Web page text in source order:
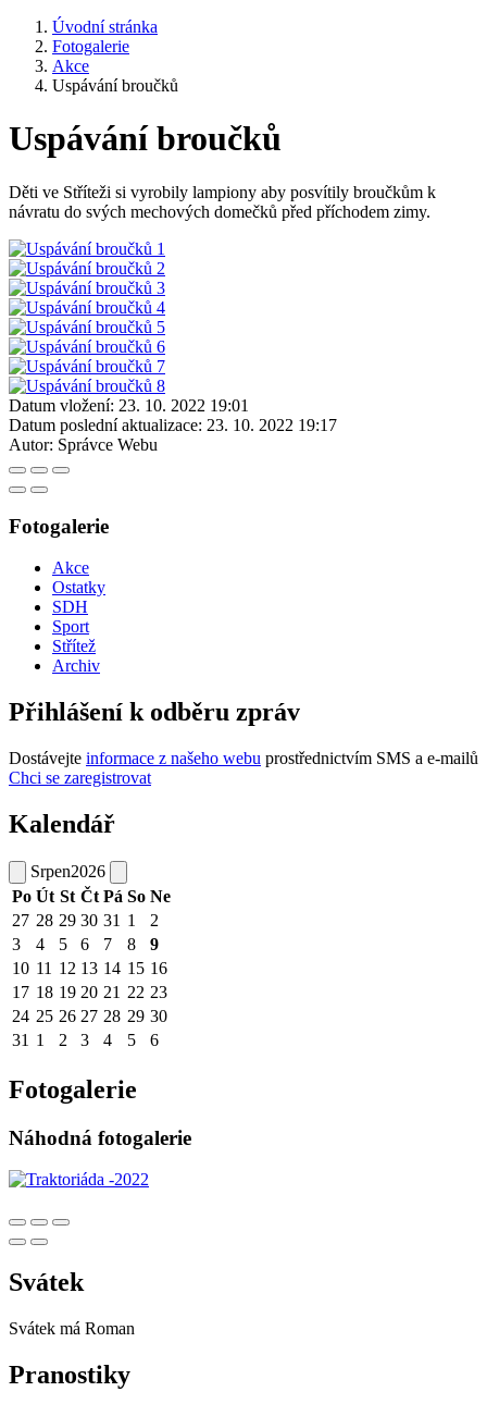
Úvodní stránka
Fotogalerie
Akce
Uspávání broučků
Uspávání broučků
Děti ve Stříteži si vyrobily lampiony aby posvítily broučkům k
návratu do svých mechových domečků před příchodem zimy.
Datum vložení: 23. 10. 2022 19:01
Datum poslední aktualizace: 23. 10. 2022 19:17
Autor: Správce Webu
Fotogalerie
Akce
Ostatky
SDH
Sport
Střítež
Archiv
Přihlášení k odběru zpráv
Dostávejte informace z našeho webu prostřednictvím SMS a e-mailů
Chci se zaregistrovat
Kalendář
Srpen2026
Po Út St Čt Pá So Ne
27 28 29 30 31 1
2
3
4 5 6 7 8
9
10 11 12 13 14 15 16
17 18 19 20 21 22 23
24 25 26 27 28 29 30
31 1 2 3 4 5 6
Fotogalerie
Náhodná fotogalerie
Svátek
Svátek má Roman
Pranostiky